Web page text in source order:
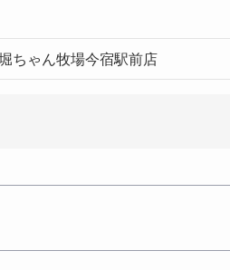
ちゃん牧場今宿駅前店